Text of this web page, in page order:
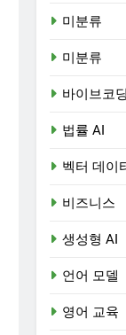
미분류
미분류
바이브코딩
법률 AI
벡터 데이
비즈니스
생성형 AI
언어 모델
영어 교육